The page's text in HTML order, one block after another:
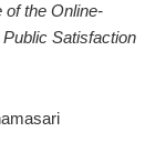
of the Online-
Satisfaction